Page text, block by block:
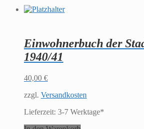
Menge
Einwohnerbuch der
1940/41
40,00 €
zzgl. Versandkosten
Lieferzeit: 3-7 Werktage*